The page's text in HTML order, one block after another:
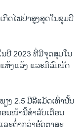
ດໄຟປ່າສູງສຸດໃນຊຸມປີ
ປີ 2023 ທີ່ມີຈຸດສຸມໃນ
ຫ້ງແລ້ງ ແລະມີລົມພັດ
ຽງ 2.5 ມີລີແມັດເທົ່ານັ້ນ
ອນໜ້ານີ້ສຳລັບເດືອນ
ະຕ່ຳກວ່າອັດຕາສະ